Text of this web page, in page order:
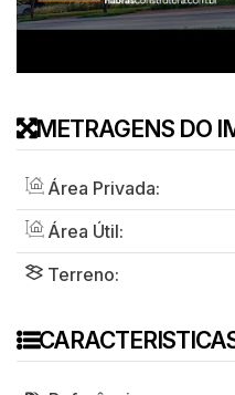
METRAGENS DO
Área Privada:
Área Útil:
Terreno: